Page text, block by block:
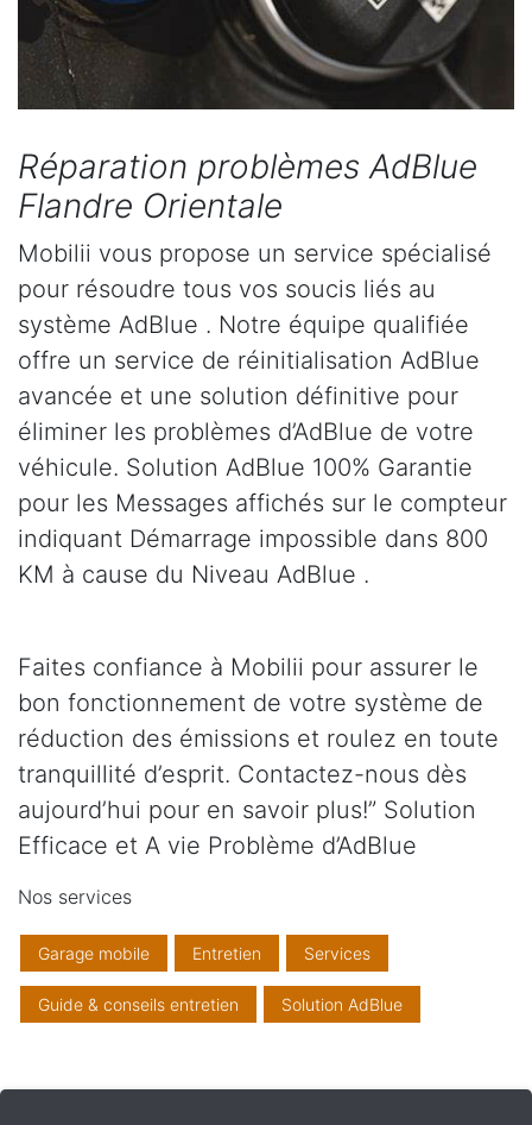
Réparation problèmes AdBlue
Flandre Orientale
Mobilii vous propose un service spécialisé
pour résoudre tous vos soucis liés au
système AdBlue . Notre équipe qualifiée
offre un service de réinitialisation AdBlue
avancée et une solution définitive pour
éliminer les problèmes d’AdBlue de votre
véhicule. Solution AdBlue 100% Garantie
pour les Messages affichés sur le compteur
indiquant Démarrage impossible dans 800
KM à cause du Niveau AdBlue .
Faites confiance à Mobilii pour assurer le
bon fonctionnement de votre système de
réduction des émissions et roulez en toute
tranquillité d’esprit. Contactez-nous dès
aujourd’hui pour en savoir plus!” Solution
Efficace et A vie Problème d’AdBlue
Nos services
Garage mobile Entretien Services
Guide & conseils entretien Solution AdBlue